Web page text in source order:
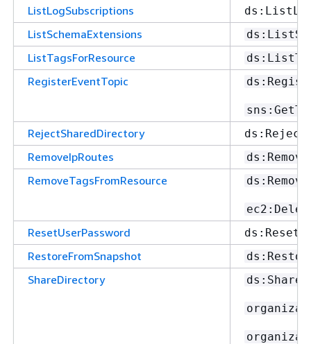
ListLogSubscriptions
ListSchemaExtensions
ListTagsForResource
RegisterEventTopic
RejectSharedDirectory
RemoveIpRoutes
RemoveTagsFromResource
ResetUserPassword
RestoreFromSnapshot
ShareDirectory